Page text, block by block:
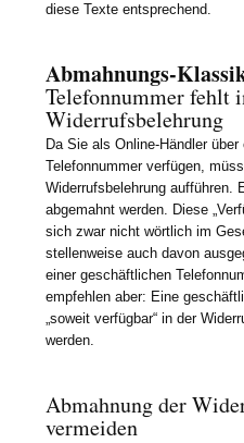
diese Texte entsprechend.
Abmahnungs-
Telefonnummer fehlt
Widerrufsbelehrung
Da Sie als Online-Händler
Telefonnummer verfügen,
Widerrufsbelehrung aufführen.
abgemahnt werden. Diese
sich zwar nicht wörtlich im
stellenweise auch davon
einer geschäftlichen
empfehlen aber: Eine
„soweit verfügbar“ in der
werden.
Abmahnung der
vermeiden